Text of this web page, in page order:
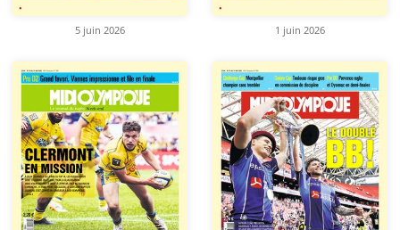
5 juin 2026 1 juin 2026